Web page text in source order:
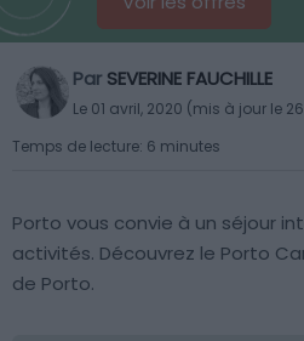
Par SEVERINE FAUCHILLE
Le 01 avril, 2020 (mis à jour le
Temps de lecture: 6 minutes
Porto vous convie à un séjour
activités. Découvrez le Porto
de Porto.